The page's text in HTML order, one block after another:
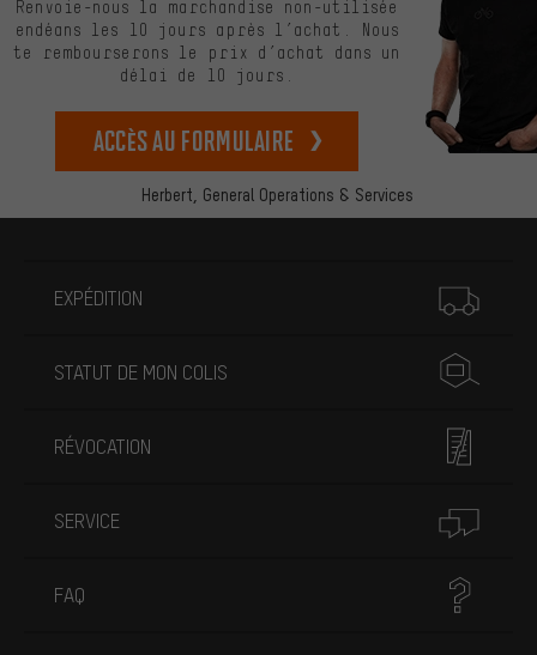
Herbert, General Operations & Services
Renvoie-nous la marchandise non-utilisée
endéans les 10 jours après l’achat. Nous
te rembourserons le prix d’achat dans un
délai de 10 jours.
Accès au formulaire
EXPÉDITION
STATUT DE MON COLIS
RÉVOCATION
SERVICE
FAQ